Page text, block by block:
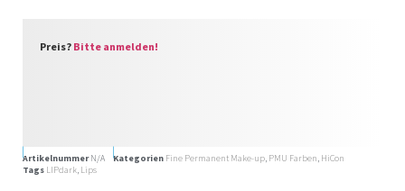
Preis? Bitte anmelden!
ArtikelnummerN/A Kategorien Fine Permanent Make-up, PMU Farben, HiCon
Tags LIPdark, Lips